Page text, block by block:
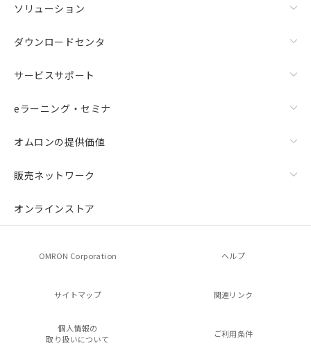
ソリューション
ダウンロードセンタ
サービスサポート
eラーニング・セミナ
オムロンの提供価値
販売ネットワーク
オンラインストア
OMRON Corporation ヘルプ
サイトマップ 関連リンク
個人情報の
取り扱いについて
ご利用条件